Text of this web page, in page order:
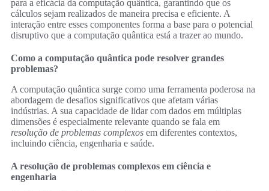
para a eficácia da computação quântica, garantindo que os
cálculos sejam realizados de maneira precisa e eficiente. A
interação entre esses componentes forma a base para o potencial
disruptivo que a computação quântica está a trazer ao mundo.
Como a computação quântica pode resolver grandes
problemas?
A computação quântica surge como uma ferramenta poderosa na
abordagem de desafios significativos que afetam várias
indústrias. A sua capacidade de lidar com dados em múltiplas
dimensões é especialmente relevante quando se fala em
resolução de problemas complexos em diferentes contextos,
incluindo ciência, engenharia e saúde.
A resolução de problemas complexos em ciência e
engenharia